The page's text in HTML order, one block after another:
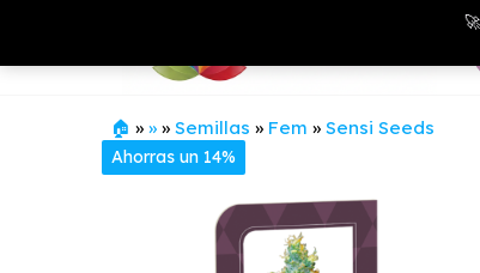
contenido
& LED
🏠 » » » Semillas » Fem » Sensi Seeds
Ahorras un 14%